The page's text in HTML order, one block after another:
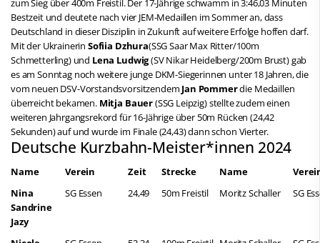
zum Sieg über 400m Freistil. Der 17-Jährige schwamm in 3:46,03 Minuten
Bestzeit und deutete nach vier JEM-Medaillen im Sommer an, dass
Deutschland in dieser Disziplin in Zukunft auf weitere Erfolge hoffen darf.
Mit der Ukrainerin Sofiia Dzhura(SSG Saar Max Ritter/100m
Schmetterling) und Lena Ludwig(SV Nikar Heidelberg/200m Brust) gab
es am Sonntag noch weitere junge DKM-Siegerinnen unter 18 Jahren, die
vom neuen DSV-Vorstandsvorsitzendem Jan Pommerdie Medaillen
überreicht bekamen. Mitja Bauer(SSG Leipzig) stellte zudem einen
weiteren Jahrgangsrekord für 16-Jährige über 50m Rücken (24,42
Sekunden) auf und wurde im Finale (24,43) dann schon Vierter.
Deutsche Kurzbahn-Meister*innen 2024
Name Verein Zeit Strecke Name
Nina
Sandrine
Jazy
SG Essen 24,49 50m Freistil Moritz Schaller SG